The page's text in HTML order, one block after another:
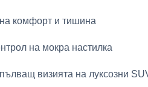
комфорт и тишина
на мокра настилка
визията на луксозни